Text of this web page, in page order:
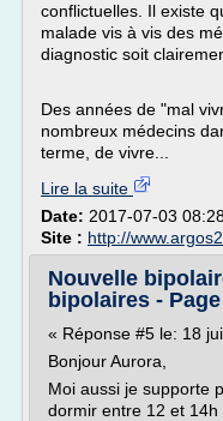
conflictuelles. Il existe
malade vis à vis des
diagnostic soit
Des années de "mal
nombreux médecins
terme, de vivre...
Lire la suite
Date: 2017-07-03
Site : http://
Nouvelle
bipolaires - Page
« Réponse #5 le: 18
Bonjour Aurora,
Moi aussi je supporte
dormir entre 12 et